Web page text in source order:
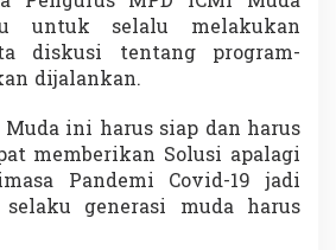
untuk selalu melakukan
diskusi tentang program-
dijalankan.
ini harus siap dan harus
memberikan Solusi apalagi
Pandemi Covid-19 jadi
generasi muda harus